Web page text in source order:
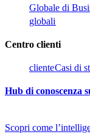
Globale di
globali​​
Centro clienti​​
cliente​​Casi di
Hub di conoscenza
Scopri come